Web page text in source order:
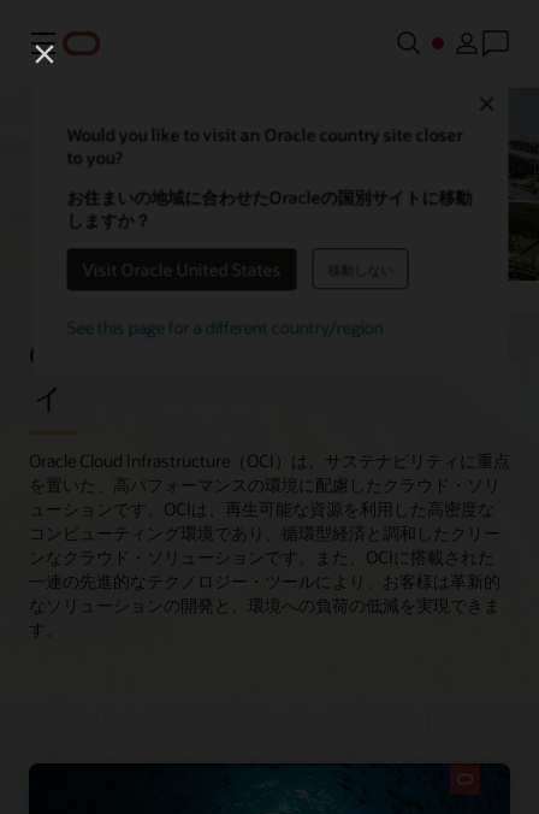
メニュー
Would you like to visit an Oracle country site closer
to you?
お住まいの地域に合わせたOracleの国別サイトに移動
しますか？
Visit Oracle United States 移動しない
See this page for a different country/region
Oracle Cloudのサステナビリテ
ィ
Oracle Cloud Infrastructure（OCI）は、サステナビリティに重点
を置いた、高パフォーマンスの環境に配慮したクラウド・ソリ
ューションです。OCIは、再生可能な資源を利用した高密度な
コンピューティング環境であり、循環型経済と調和したクリー
ンなクラウド・ソリューションです。また、OCIに搭載された
一連の先進的なテクノロジー・ツールにより、お客様は革新的
なソリューションの開発と、環境への負荷の低減を実現できま
す。